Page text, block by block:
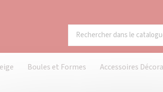
Boules et Formes Accessoires